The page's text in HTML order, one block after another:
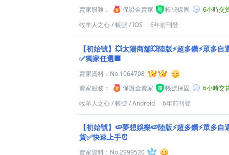
賣家服務：
保證金賣家 帳號保固
6小時交
牧羊人之心/帳號/IOS 6年前刊登
【初始號】💥太陽商舖💥陸版⚡超多鑽⚡眾多
✅獨家任選🟫
賣家資料： No.1064708
賣家服務：
保證金賣家 帳號保固
6小時交
牧羊人之心/帳號/Android 6年前刊登
【初始號】🍉夢想娛樂🍉陸版⚡超多鑽⚡眾多
貨✅快速上手⏰
賣家資料： No.2999520